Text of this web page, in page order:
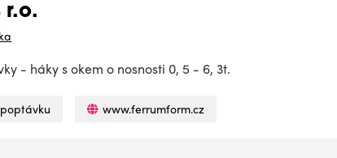
r.o.
- háky s okem o nosnosti 0, 5 - 6, 3t.
www.ferrumform.cz